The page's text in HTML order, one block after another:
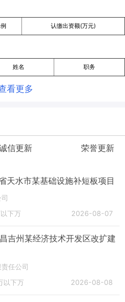
认缴出资额(万元)
姓名 职务
看更多
信更新 荣誉更新
天水市某基础设施补短板项目
下万 2026-08-07
吉州某经济技术开发区改扩建
任公司
以下万 2026-08-08